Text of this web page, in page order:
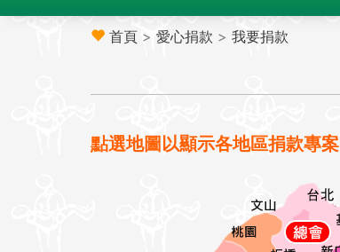
首頁 > 愛心捐款 > 我要捐款
點選地圖以顯示各地區捐款專案